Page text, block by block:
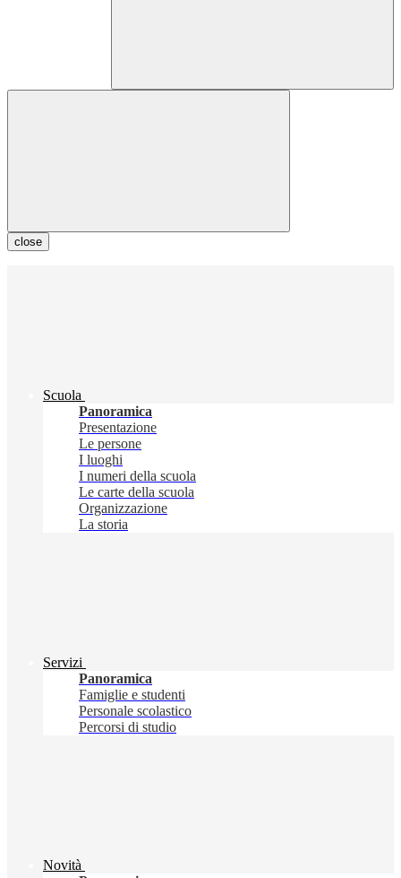
close
Scuola
Panoramica
Presentazione
Le persone
I luoghi
I numeri della scuola
Le carte della scuola
Organizzazione
La storia
Servizi
Panoramica
Famiglie e studenti
Personale scolastico
Percorsi di studio
Novità